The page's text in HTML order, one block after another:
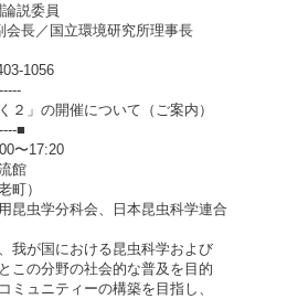
員
長／国立環境研究所理事長
1056
」の開催について（ご案内）
■
〜17:20
館
）
虫学分科会、日本昆虫科学連合
国における昆虫科学および
分野の社会的な普及を目的
ニティーの構築を目指し、